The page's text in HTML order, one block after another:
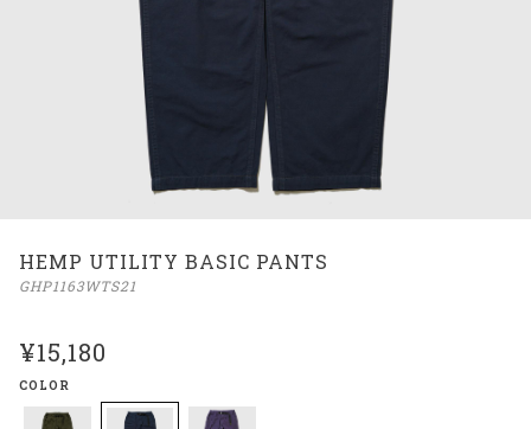
HEMP UTILITY BASIC PANTS
GHP1163WTS21
¥15,180
COLOR